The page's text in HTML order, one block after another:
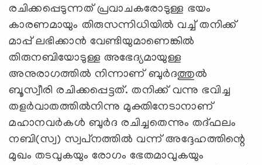
രചിക്കപ്പെടുന്നത് പ്രവാചകരോടുള്ള ഭയം
കാരണമായും തിരുസന്നിധിയില്‍ വച്ച് തനിക്ക്
മാപ്പ് ലഭിക്കാന്‍ വേണ്ടിയുമാണെങ്കില്‍
തിരുനബിയോടുള്ള അഭേദ്യമായുള്ള
അനുരാഗത്തില്‍ നിന്നാണ് ബുര്‍ദത്തുല്‍
ബൂസ്വീരി രചിക്കപ്പെട്ടത്. തനിക്ക് വന്നു ഭവിച്ച
തളര്‍വാതത്തില്‍നിന്നു മുക്തിനേടാനാണ്
മഹാനവര്‍കള്‍ ബുര്‍ദ രചിച്ചതെന്നും തദ്ഫലം
നബി(സ്വ) സ്വപ്‌നത്തില്‍ വന്ന് അദ്ദേഹത്തിന്റെ
മുഖം തടവുകയും രോഗം ഭേതമാവുകയും